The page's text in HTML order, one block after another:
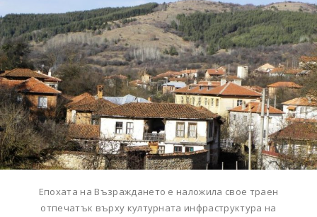
Епохата на Възраждането е наложила свое траен
отпечатък върху културната инфраструктура на